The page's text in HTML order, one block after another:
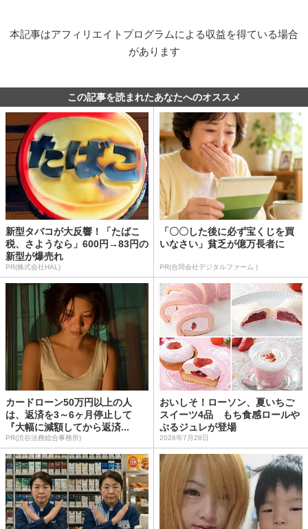
本記事はアフィリエイトプログラムによる収益を得ている場合
があります
この記事を読まれたあなたへのオススメ
新型タバコが大反響！「たばこ
税、さようなら」600円→83円の
新型が爆売れ
PR(株式会社HAL)
「〇〇した後に必ず宝くじを買
いなさい」貧乏が億万長者に
PR(合同会社デジタルファーム )
カードローン50万円以上の人
は、返済を3～6ヶ月停止して
『大幅に減額してから返済...
PR(渋谷法務総合事務所)
おいしそ！ローソン、夏いちご
スイーツ4品 もち食感ロールや
ぷるジュレが登場
2026年7月28日